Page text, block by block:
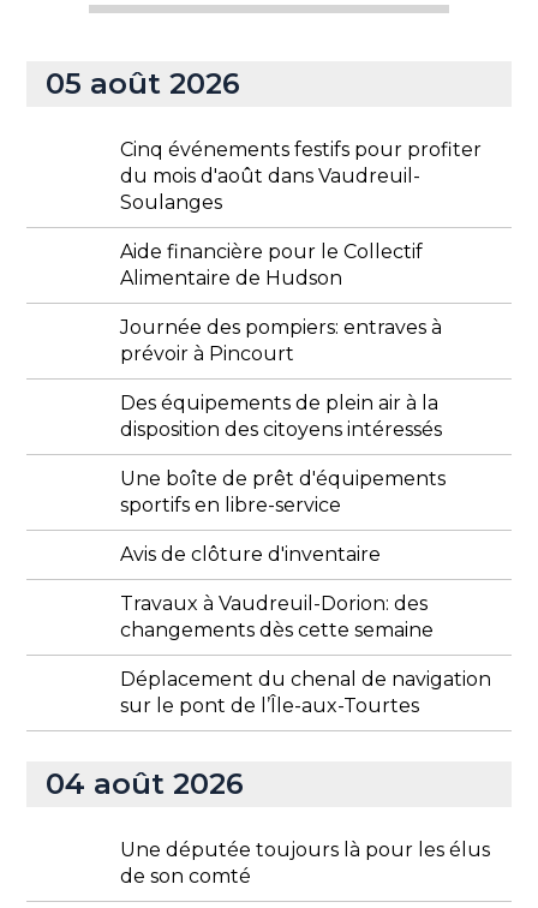
05 août 2026
Cinq événements festifs pour profiter
du mois d'août dans Vaudreuil-
Soulanges
Aide financière pour le Collectif
Alimentaire de Hudson
Journée des pompiers: entraves à
prévoir à Pincourt
Des équipements de plein air à la
disposition des citoyens intéressés
Une boîte de prêt d'équipements
sportifs en libre-service
Avis de clôture d'inventaire
Travaux à Vaudreuil-Dorion: des
changements dès cette semaine
Déplacement du chenal de navigation
sur le pont de l’Île-aux-Tourtes
04 août 2026
Une députée toujours là pour les élus
de son comté